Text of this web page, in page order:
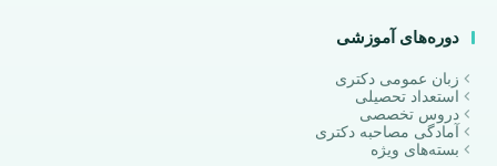
دوره‌های آموزشی
زبان عمومی دکتری
استعداد تحصیلی
دروس تخصصی
آمادگی مصاحبه دکتری
بسته‌های ویژه